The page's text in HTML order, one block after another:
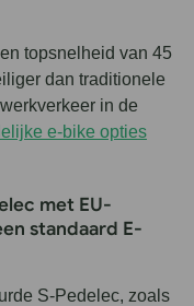
topsnelheid van 45
dan traditionele
in de
e-bike opties
met EU-
standaard E-
S-Pedelec, zoals